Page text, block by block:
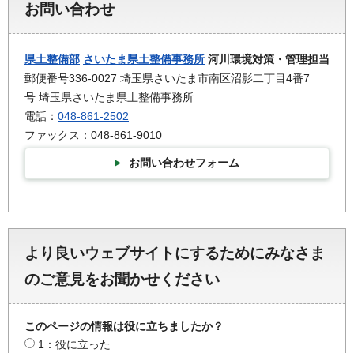
お問い合わせ
県土整備部 さいたま県土整備事務所 河川環境対策・管理担当
郵便番号336-0027 埼玉県さいたま市南区沼影二丁目4番7
号 埼玉県さいたま県土整備事務所
電話： 048-861-2502
ファックス：048-861-9010
お問い合わせフォーム
より良いウェブサイトにするためにみなさま
のご意見をお聞かせください
このページの情報は役に立ちましたか？
1：役に立った